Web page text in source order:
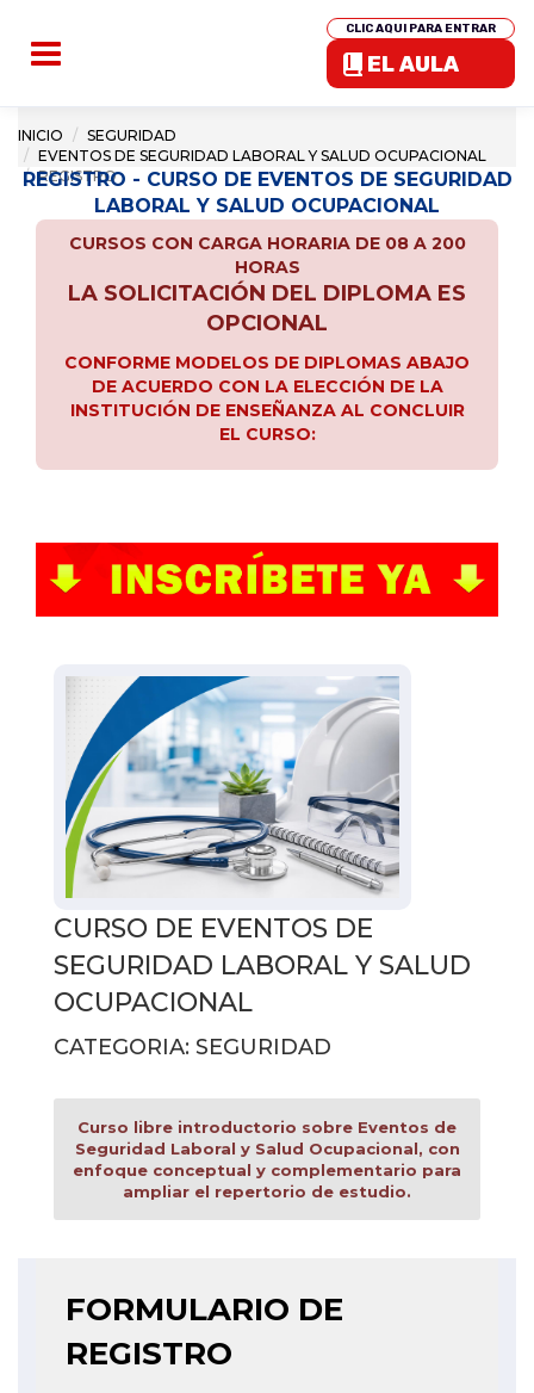
CLIC AQUI PARA ENTRAR
EL AULA
INICIO
SEGURIDAD
EVENTOS DE SEGURIDAD LABORAL Y SALUD OCUPACIONAL
REGISTRO
REGISTRO - CURSO DE EVENTOS DE SEGURIDAD
LABORAL Y SALUD OCUPACIONAL
CURSOS CON CARGA HORARIA DE 08 A 200
HORAS
LA SOLICITACIÓN DEL DIPLOMA ES
OPCIONAL
CONFORME MODELOS DE DIPLOMAS ABAJO
DE ACUERDO CON LA ELECCIÓN DE LA
INSTITUCIÓN DE ENSEÑANZA AL CONCLUIR
EL CURSO:
CURSO DE EVENTOS DE
SEGURIDAD LABORAL Y SALUD
OCUPACIONAL
CATEGORIA: SEGURIDAD
Curso libre introductorio sobre Eventos de
Seguridad Laboral y Salud Ocupacional, con
enfoque conceptual y complementario para
ampliar el repertorio de estudio.
FORMULARIO DE
REGISTRO